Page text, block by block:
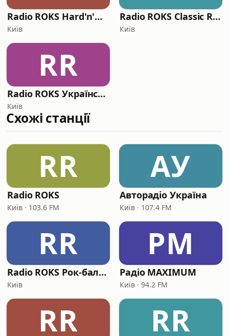
Radio ROKS Hard'n'Heavy
Київ
Radio ROKS Classic Rock
Київ
RR
Radio ROKS Український Рок
Київ
Схожі станції
RR
Radio ROKS
Київ · 103.6 FM
АУ
Авторадіо Україна
Київ · 107.4 FM
RR
Radio ROKS Рок-балади
Київ
РM
Радіо MAXIMUM
Київ · 94.2 FM
RR RR